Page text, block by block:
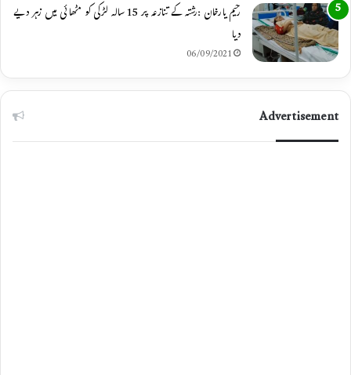
رحیم یارخان :رشتہ کے تنازعہ پر 15 سالہ لڑکی کو مٹھائی میں زہر دیے
دیا
06/09/2021
Advertisement